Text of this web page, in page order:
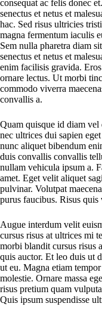
consequat ac felis donec
senectus et netus et
hac. Sed risus ultricies
magna fermentum iaculis
Sem nulla pharetra diam
senectus et netus et
enim facilisis gravida.
ornare lectus. Ut morbi
commodo viverra
convallis a.
Quam quisque id diam vel
nec ultrices dui sapien
nunc aliquet bibendum
duis convallis convallis
nullam vehicula ipsum a.
amet. Eget velit aliquet
pulvinar. Volutpat
purus faucibus. Risus
Augue interdum velit
cursus risus at ultrices mi
morbi blandit cursus risus
quis auctor. Et leo duis ut
ut eu. Magna etiam
molestie. Ornare massa
risus pretium quam
Quis ipsum suspendisse